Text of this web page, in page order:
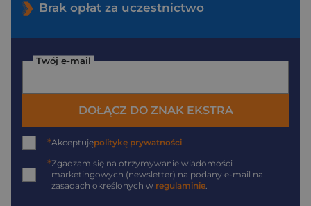
Brak opłat za uczestnictwo
Twój e-mail
DOŁĄCZ DO ZNAK EKSTRA
*Akceptujępolitykę prywatności
*Zgadzam się na otrzymywanie wiadomości
marketingowych (newsletter) na podany e-mail na
zasadach określonych w regulaminie.